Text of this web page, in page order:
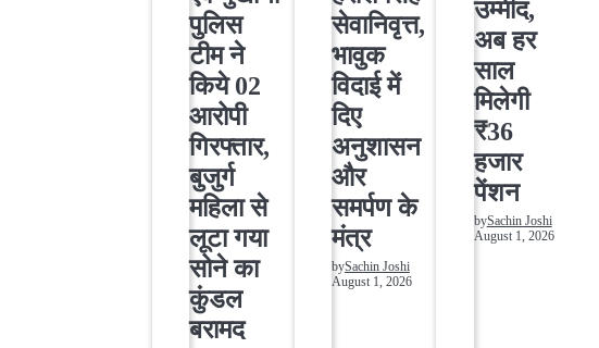
पुलिस
टीम ने
किये 02
आरोपी
गिरफ्तार,
बुजुर्ग
महिला से
लूटा गया
सोने का
कुंडल
बरामद
सेवानिवृत्त,
भावुक
विदाई में
दिए
अनुशासन
और
समर्पण के
मंत्र
bySachin Joshi
August 1, 2026
उम्मीद,
अब हर
साल
मिलेगी
₹36
हजार
पेंशन
bySachin Joshi
August 1, 2026